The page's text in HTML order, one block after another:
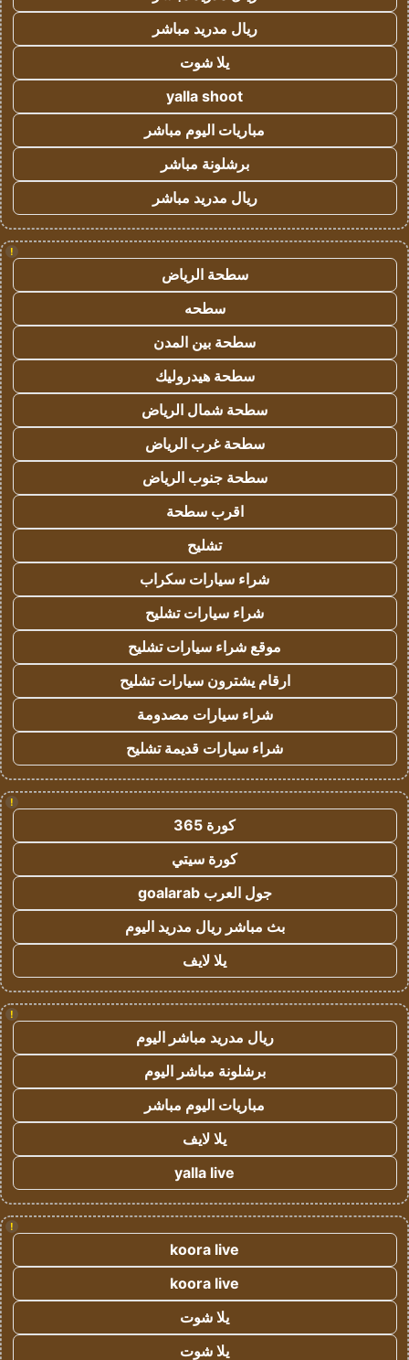
ريال مدريد مباشر
يلا شوت
yalla shoot
مباريات اليوم مباشر
برشلونة مباشر
ريال مدريد مباشر
!
سطحة الرياض
سطحه
سطحة بين المدن
سطحة هيدروليك
سطحة شمال الرياض
سطحة غرب الرياض
سطحة جنوب الرياض
اقرب سطحة
تشليح
شراء سيارات سكراب
شراء سيارات تشليح
موقع شراء سيارات تشليح
ارقام يشترون سيارات تشليح
شراء سيارات مصدومة
شراء سيارات قديمة تشليح
!
كورة 365
كورة سيتي
جول العرب goalarab
بث مباشر ريال مدريد اليوم
يلا لايف
!
ريال مدريد مباشر اليوم
برشلونة مباشر اليوم
مباريات اليوم مباشر
يلا لايف
yalla live
!
koora live
koora live
يلا شوت
يلا شوت